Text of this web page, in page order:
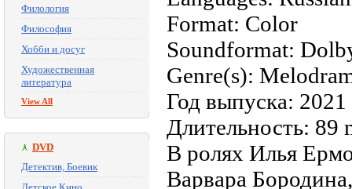
Филология
Философия
Хобби и досуг
Художественная
литература
View All
DVD
Детектив, Боевик
Format: Color
Soundformat:
Genre(s):
Год выпуска: 2021
Длительность: 89
В ролях Илья
Варвара